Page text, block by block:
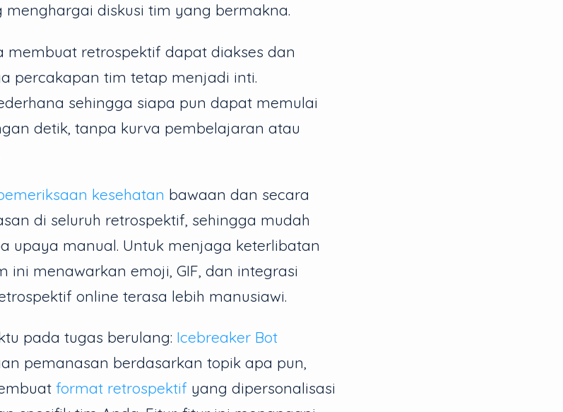
menghargai diskusi tim yang bermakna.
membuat retrospektif dapat diakses dan
percakapan tim tetap menjadi inti.
sehingga siapa pun dapat memulai
detik, tanpa kurva pembelajaran atau
kesehatan bawaan dan secara
di seluruh retrospektif, sehingga mudah
upaya manual. Untuk menjaga keterlibatan
ini menawarkan emoji, GIF, dan integrasi
online terasa lebih manusiawi.
pada tugas berulang: Icebreaker Bot
pemanasan berdasarkan topik apa pun,
format retrospektif yang dipersonalisasi